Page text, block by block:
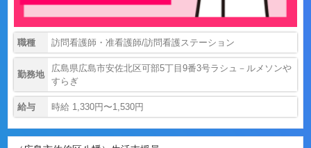
職種 訪問看護師・准看護師/訪問看護ステーション
勤務地
広島県広島市安佐北区可部5丁目9番3号ラシュ－ルメソンや
すらぎ
給与 時給 1,330円〜1,530円